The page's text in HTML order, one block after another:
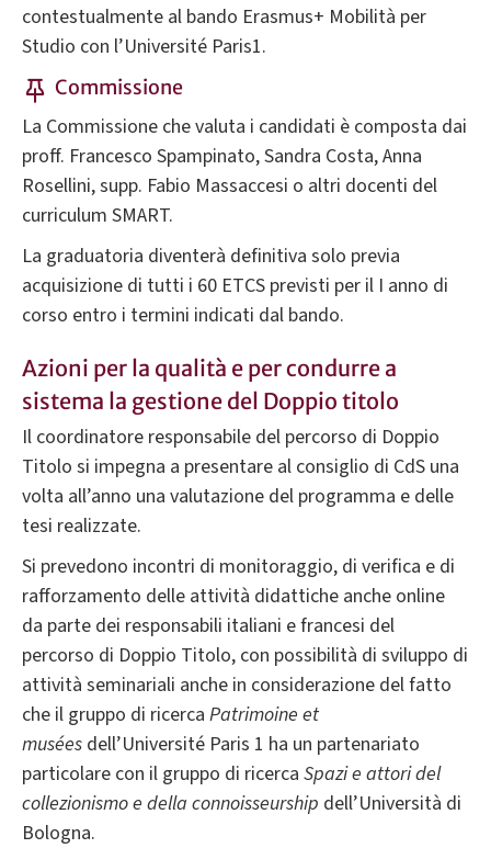
contestualmente al bando Erasmus+ Mobilità per
Studio con l’Université Paris1.
Commissione
La Commissione che valuta i candidati è composta dai
proff. Francesco Spampinato, Sandra Costa, Anna
Rosellini, supp. Fabio Massaccesi o altri docenti del
curriculum SMART.
La graduatoria diventerà definitiva solo previa
acquisizione di tutti i 60 ETCS previsti per il I anno di
corso entro i termini indicati dal bando.
Azioni per la qualità e per condurre a
sistema la gestione del Doppio titolo
Il coordinatore responsabile del percorso di Doppio
Titolo si impegna a presentare al consiglio di CdS una
volta all’anno una valutazione del programma e delle
tesi realizzate.
Si prevedono incontri di monitoraggio, di verifica e di
rafforzamento delle attività didattiche anche online
da parte dei responsabili italiani e francesi del
percorso di Doppio Titolo, con possibilità di sviluppo di
attività seminariali anche in considerazione del fatto
che il gruppo di ricerca Patrimoine et
musées dell’Université Paris 1 ha un partenariato
particolare con il gruppo di ricerca Spazi e attori del
collezionismo e della connoisseurship dell’Università di
Bologna.